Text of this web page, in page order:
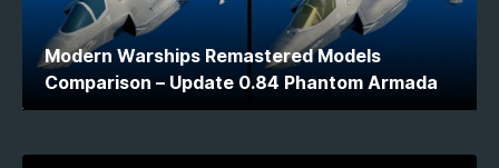
Modern Warships Remastered Models
Comparison – Update 0.84 Phantom Armada